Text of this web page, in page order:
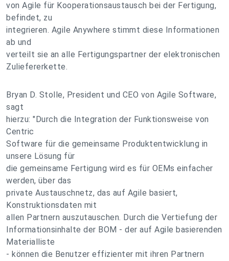
von Agile für Kooperationsaustausch bei der Fertigung,
befindet, zu
integrieren. Agile Anywhere stimmt diese Informationen
ab und
verteilt sie an alle Fertigungspartner der elektronischen
Zuliefererkette.
Bryan D. Stolle, President und CEO von Agile Software,
sagt
hierzu: "Durch die Integration der Funktionsweise von
Centric
Software für die gemeinsame Produktentwicklung in
unsere Lösung für
die gemeinsame Fertigung wird es für OEMs einfacher
werden, über das
private Austauschnetz, das auf Agile basiert,
Konstruktionsdaten mit
allen Partnern auszutauschen. Durch die Vertiefung der
Informationsinhalte der BOM - der auf Agile basierenden
Materialliste
- können die Benutzer effizienter mit ihren Partnern